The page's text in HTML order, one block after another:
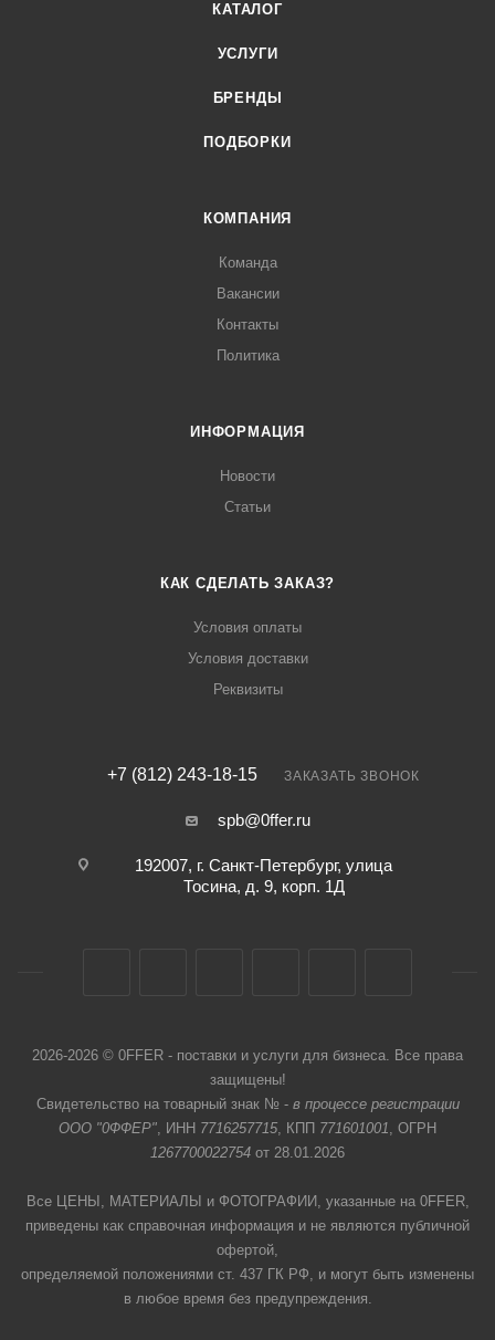
КАТАЛОГ
УСЛУГИ
БРЕНДЫ
ПОДБОРКИ
КОМПАНИЯ
Команда
Вакансии
Контакты
Политика
ИНФОРМАЦИЯ
Новости
Статьи
КАК СДЕЛАТЬ ЗАКАЗ?
Условия оплаты
Условия доставки
Реквизиты
+7 (812) 243-18-15 ЗАКАЗАТЬ ЗВОНОК
spb@0ffer.ru
192007, г. Санкт-Петербург, улица
Тосина, д. 9, корп. 1Д
2026-2026 © 0FFER - поставки и услуги для бизнеса. Все права
защищены!
Свидетельство на товарный знак № - в процессе регистрации
ООО "0ФФЕР", ИНН 7716257715, КПП 771601001, ОГРН
1267700022754 от 28.01.2026
Все ЦЕНЫ, МАТЕРИАЛЫ и ФОТОГРАФИИ, указанные на 0FFER,
приведены как справочная информация и не являются публичной
офертой,
определяемой положениями ст. 437 ГК РФ, и могут быть изменены
в любое время без предупреждения.